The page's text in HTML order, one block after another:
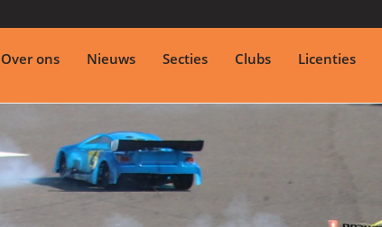
Over ons Nieuws Secties Clubs Licenties